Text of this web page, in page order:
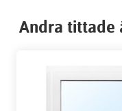
Andra tittade